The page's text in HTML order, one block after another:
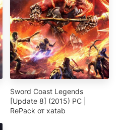
Sword Coast Legends
[Update 8] (2015) PC |
RePack от xatab